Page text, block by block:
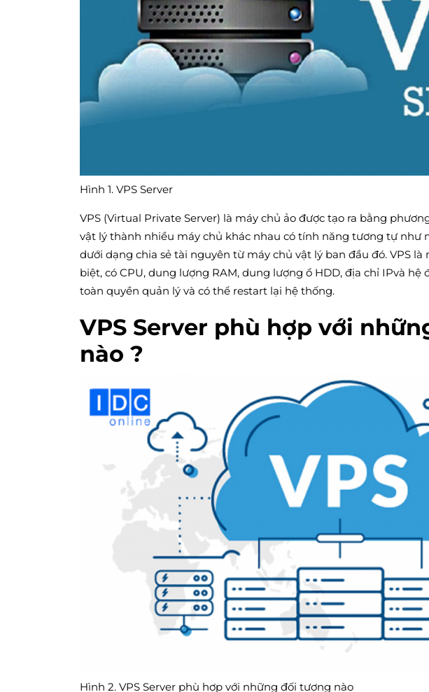
Hình 1. VPS Server
VPS (Virtual Private Server) là máy chủ ảo được tạo ra bằng
vật lý thành nhiều máy chủ khác nhau có tính năng tương tự như
dưới dạng chia sẻ tài nguyên từ máy chủ vật lý ban đầu đó. VPS
biệt, có CPU, dung lượng RAM, dung lượng ổ HDD, địa chỉ IPvà
toàn quyền quản lý và có thể restart lại hệ thống.
VPS Server phù hợp với
nào ?
Hình 2. VPS Server phù hợp với những đối tượng nào